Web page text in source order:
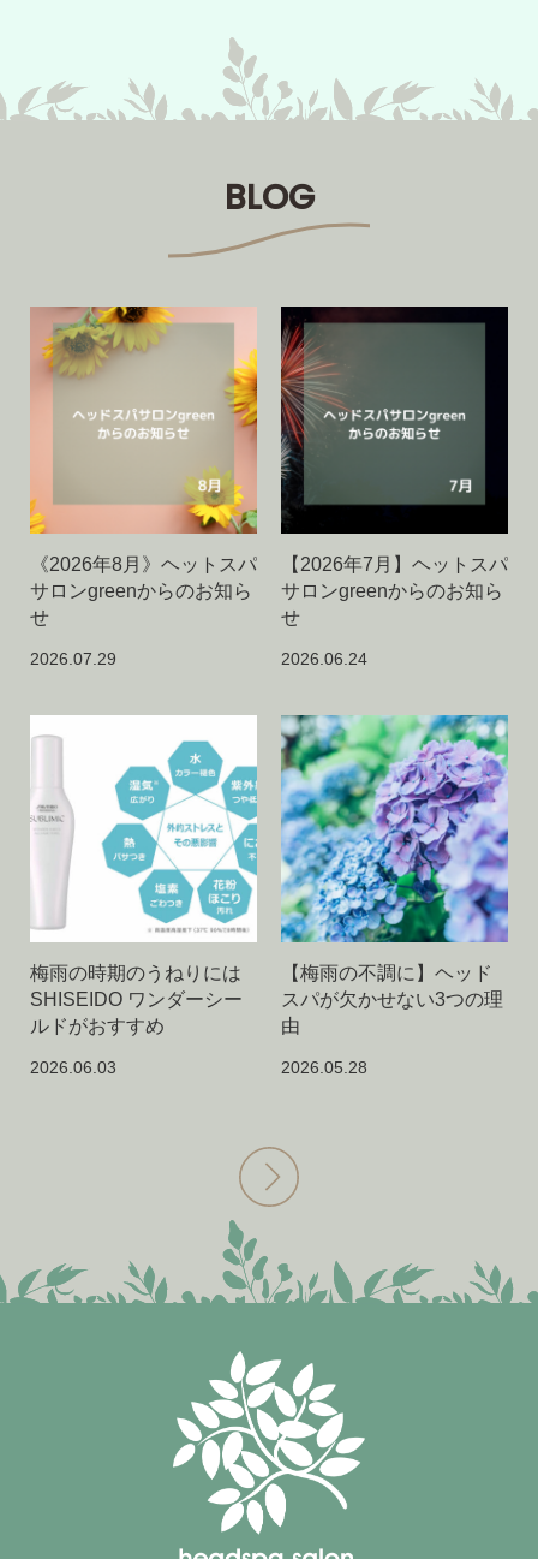
BLOG
《2026年8月》ヘットスパ
サロンgreenからのお知ら
せ
2026.07.29
【2026年7月】ヘットスパ
サロンgreenからのお知ら
せ
2026.06.24
梅雨の時期のうねりには
SHISEIDO ワンダーシー
ルドがおすすめ
2026.06.03
【梅雨の不調に】ヘッド
スパが欠かせない3つの理
由
2026.05.28